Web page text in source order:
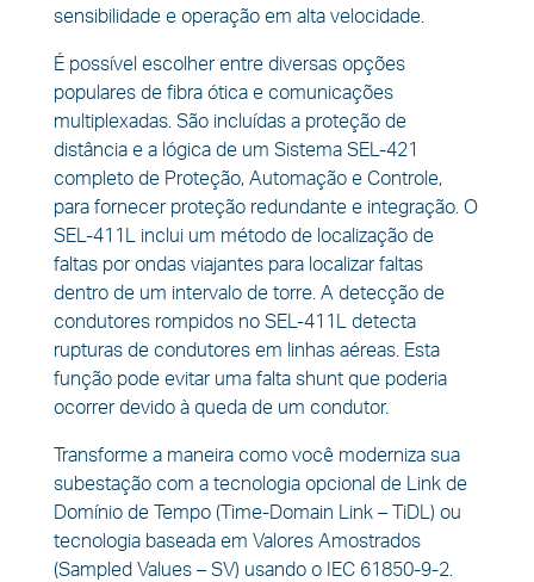
sensibilidade e operação em alta velocidade.
É possível escolher entre diversas opções
populares de fibra ótica e comunicações
multiplexadas. São incluídas a proteção de
distância e a lógica de um Sistema SEL-421
completo de Proteção, Automação e Controle,
para fornecer proteção redundante e integração. O
SEL-411L inclui um método de localização de
faltas por ondas viajantes para localizar faltas
dentro de um intervalo de torre. A detecção de
condutores rompidos no SEL-411L detecta
rupturas de condutores em linhas aéreas. Esta
função pode evitar uma falta shunt que poderia
ocorrer devido à queda de um condutor.
Transforme a maneira como você moderniza sua
subestação com a tecnologia opcional de Link de
Domínio de Tempo (Time-Domain Link – TiDL) ou
tecnologia baseada em Valores Amostrados
(Sampled Values – SV) usando o IEC 61850-9-2.